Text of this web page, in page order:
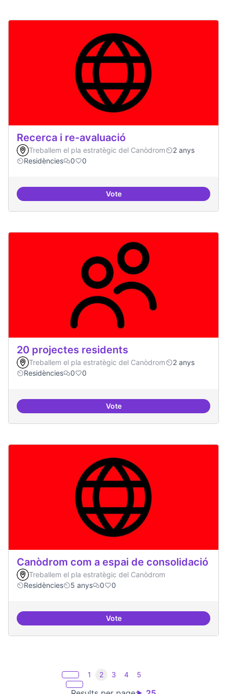
Recerca i re-avaluació
Treballem el pla estratègic del Canòdrom
2 anys
Residències
0 0
VoteRecerca i re-avaluació
20 projectes residents
Treballem el pla estratègic del Canòdrom
2 anys
Residències
0 0
Vote20 projectes residents
Canòdrom com a espai de consolidació
Treballem el pla estratègic del Canòdrom
Residències
5 anys 0 0
VoteCanòdrom com a espai de
1 2 3 4 5